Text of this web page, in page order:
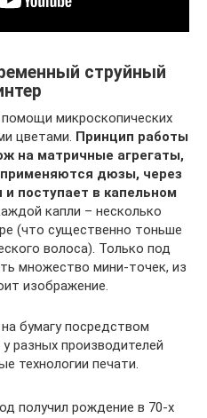
струйный
микроскопических
цветами. Принцип работы
на матричные агрегаты,
дюзы, через
поступает в капельном
капли – несколько
(что существенно тоньше
волоса). Только под
множество мини-точек, из
изображение.
бумагу посредством
разных производителей
технологии печати.
получил рождение в 70-х